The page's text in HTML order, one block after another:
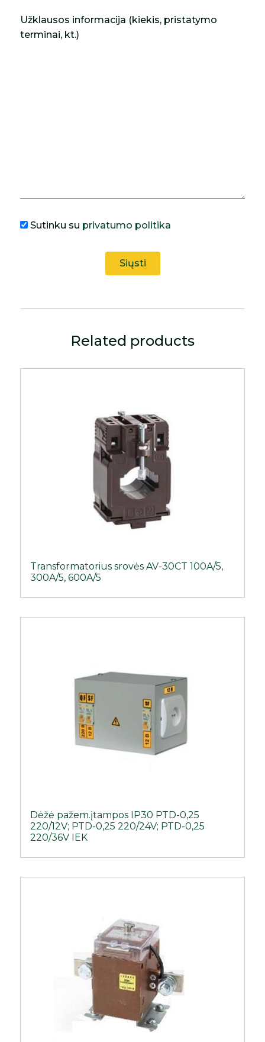
Užklausos informacija (kiekis, pristatymo
terminai, kt.)
Sutinku su privatumo politika
Related products
Transformatorius srovės AV-30CT 100A/5,
300A/5, 600A/5
Dėžė pažem.įtampos IP30 PTD-0,25
220/12V; PTD-0,25 220/24V; PTD-0,25
220/36V IEK